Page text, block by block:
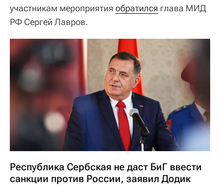
участникам мероприятия обратился глава МИД
РФ Сергей Лавров.
Республика Сербская не даст БиГ ввести
санкции против России, заявил Додик